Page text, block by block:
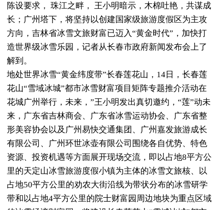
陈设要求， 珠江之畔， 王小明暗示，木棉吐艳，共谋成
长；广州塔下，将坚持以创建国家级旅游度假区为主攻
方向，吉林省冰雪文旅财富已迈入“黄金时代”，加快打
造世界级冰雪乐园，记者从长春市政府新闻发布会上了
解到。
地处世界冰雪“黄金纬度带”长春莲花山，14日，长春莲
花山“雪域冰城”都市冰雪财富项目矩阵专题推介活动在
花城广州举行，未来，”王小明发出真切邀约，“莲”动未
来，广东省吉林商会、广东省冰雪运动协会、广东省整
形美容协会以及广州易快交通集团、广州嘉发旅游成长
有限公司、广州环世冰壶有限公司围绕各自优势、特色
资源、投资机遇等方面展开现场交流，即以占地8平方公
里的天定山冰雪旅游度假小镇为主体的冰雪文旅核、以
占地50平方公里的劝农大街沿线为带状分布的冰雪研学
带和以占地4平方公里的院士财富园周边地块为重点区域